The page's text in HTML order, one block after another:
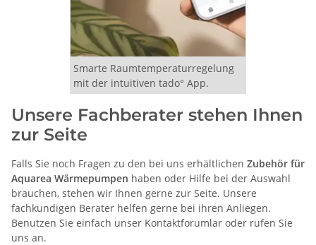
Smarte Raumtemperaturregelung
mit der intuitiven tado° App.
Unsere Fachberater stehen Ihnen
zur Seite
Falls Sie noch Fragen zu den bei uns erhältlichen Zubehör für
Aquarea Wärmepumpen haben oder Hilfe bei der Auswahl
brauchen, stehen wir Ihnen gerne zur Seite. Unsere
fachkundigen Berater helfen gerne bei ihren Anliegen.
Benutzen Sie einfach unser Kontaktforumlar oder rufen Sie
uns an.